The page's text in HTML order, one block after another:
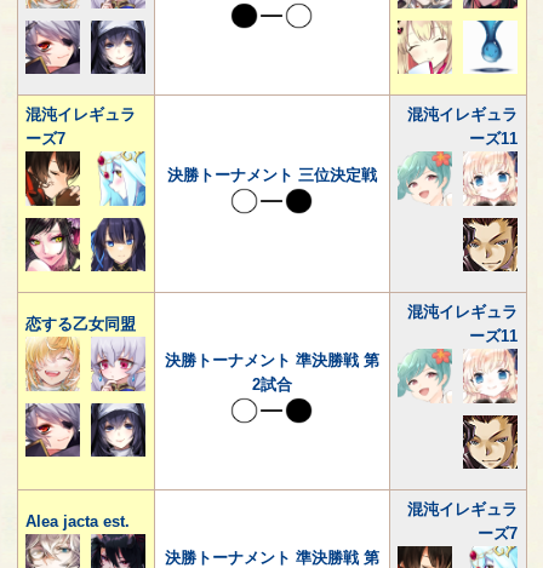
混沌イレギュラ
ーズ7
決勝トーナメント 三位決定戦
混沌イレギュラ
ーズ11
恋する乙女同盟
決勝トーナメント 準決勝戦 第
2試合
混沌イレギュラ
ーズ11
Alea jacta est.
決勝トーナメント 準決勝戦 第
混沌イレギュラ
ーズ7